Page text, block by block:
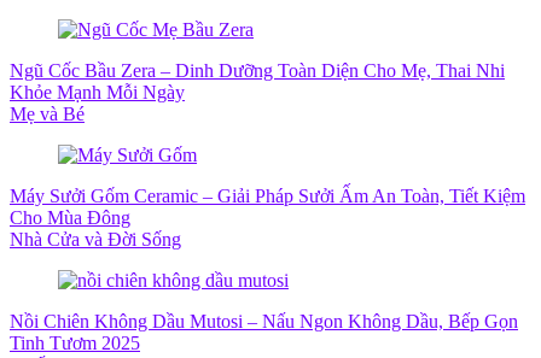
Ngũ Cốc Bầu Zera – Dinh Dưỡng Toàn Diện Cho Mẹ, Thai Nhi
Khỏe Mạnh Mỗi Ngày
Mẹ và Bé
Máy Sưởi Gốm Ceramic – Giải Pháp Sưởi Ấm An Toàn, Tiết Kiệm
Cho Mùa Đông
Nhà Cửa và Đời Sống
Nồi Chiên Không Dầu Mutosi – Nấu Ngon Không Dầu, Bếp Gọn
Tinh Tươm 2025